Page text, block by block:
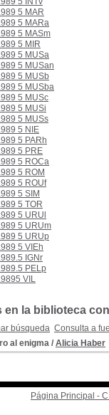
5 MAR
5 MARa
5 MASm
5 MIR
5 MUSa
5 MUSan
5 MUSb
5 MUSba
5 MUSc
5 MUSi
5 MUSs
5 NIE
5 PARh
5 PRE
5 ROCa
5 ROM
5 ROUf
5 SIM
5 TOR
5 URUl
5 URUm
5 URUp
5 VIEh
IGNr
PELp
VIL
en la biblioteca
búsqueda Consulta a
al enigma / Alicia Haber
Página Principal -